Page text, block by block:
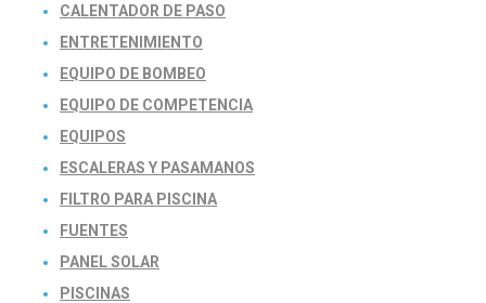
CALENTADOR DE PASO
ENTRETENIMIENTO
EQUIPO DE BOMBEO
EQUIPO DE COMPETENCIA
EQUIPOS
ESCALERAS Y PASAMANOS
FILTRO PARA PISCINA
FUENTES
PANEL SOLAR
PISCINAS